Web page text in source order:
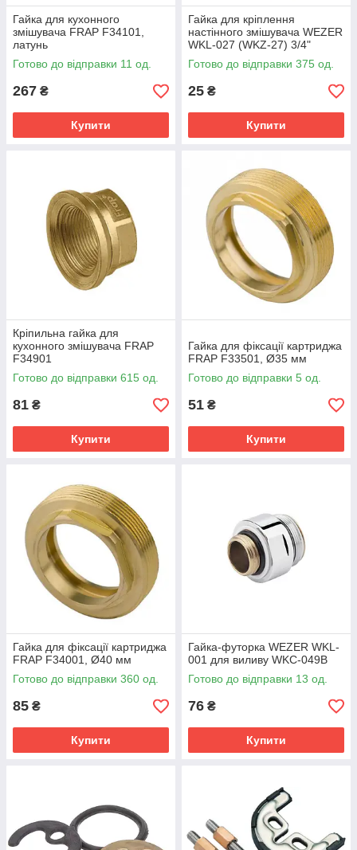
Гайка для кухонного
змішувача FRAP F34101,
латунь
Готово до відправки 11 од.
267 ₴
Купити
Гайка для кріплення
настінного змішувача WEZER
WKL-027 (WKZ-27) 3/4"
Готово до відправки 375 од.
25 ₴
Купити
Кріпильна гайка для
кухонного змішувача FRAP
F34901
Готово до відправки 615 од.
81 ₴
Купити
Гайка для фіксації картриджа
FRAP F33501, Ø35 мм
Готово до відправки 5 од.
51 ₴
Купити
Гайка для фіксації картриджа
FRAP F34001, Ø40 мм
Готово до відправки 360 од.
85 ₴
Купити
Гайка-футорка WEZER WKL-
001 для виливу WKC-049В
Готово до відправки 13 од.
76 ₴
Купити